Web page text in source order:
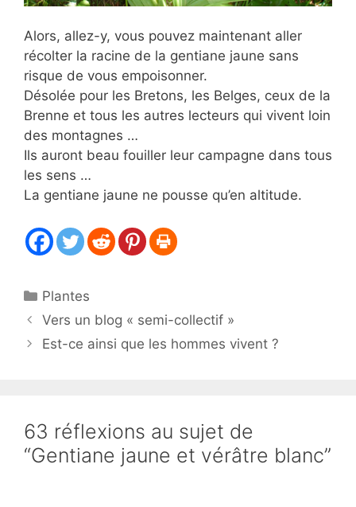
Alors, allez-y, vous pouvez maintenant aller
récolter la racine de la gentiane jaune sans
risque de vous empoisonner.
Désolée pour les Bretons, les Belges, ceux de la
Brenne et tous les autres lecteurs qui vivent loin
des montagnes …
Ils auront beau fouiller leur campagne dans tous
les sens …
La gentiane jaune ne pousse qu’en altitude.
Catégories
Plantes
Vers un blog « semi-collectif »
Est-ce ainsi que les hommes vivent ?
63 réflexions au sujet de
“Gentiane jaune et vérâtre blanc”